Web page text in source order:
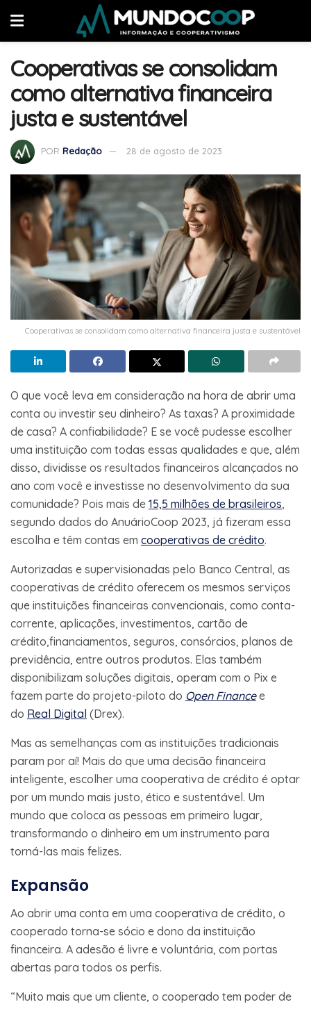
Cooperativas se consolidam
como alternativa financeira
justa e sustentável
POR Redação 28 de agosto de 2023
Cooperativas se consolidam como alternativa financeira justa e sustentável
O que você leva em consideração na hora de abrir uma
conta ou investir seu dinheiro? As taxas? A proximidade
de casa? A confiabilidade? E se você pudesse escolher
uma instituição com todas essas qualidades e que, além
disso, dividisse os resultados financeiros alcançados no
ano com você e investisse no desenvolvimento da sua
comunidade? Pois mais de 15,5 milhões de brasileiros,
segundo dados do AnuárioCoop 2023, já fizeram essa
escolha e têm contas em cooperativas de crédito.
Autorizadas e supervisionadas pelo Banco Central, as
cooperativas de crédito oferecem os mesmos serviços
que instituições financeiras convencionais, como conta-
corrente, aplicações, investimentos, cartão de
crédito,financiamentos, seguros, consórcios, planos de
previdência, entre outros produtos. Elas também
disponibilizam soluções digitais, operam com o Pix e
fazem parte do projeto-piloto do Open Financee
do Real Digital (Drex).
Mas as semelhanças com as instituições tradicionais
param por aí! Mais do que uma decisão financeira
inteligente, escolher uma cooperativa de crédito é optar
por um mundo mais justo, ético e sustentável. Um
mundo que coloca as pessoas em primeiro lugar,
transformando o dinheiro em um instrumento para
torná-las mais felizes.
Expansão
Ao abrir uma conta em uma cooperativa de crédito, o
cooperado torna-se sócio e dono da instituição
financeira. A adesão é livre e voluntária, com portas
abertas para todos os perfis.
“Muito mais que um cliente, o cooperado tem poder de